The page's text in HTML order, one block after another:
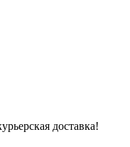
доставка!